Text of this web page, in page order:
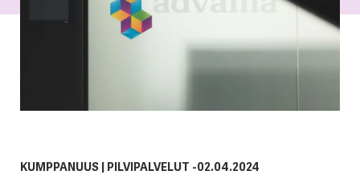
KUMPPANUUS| PILVIPALVELUT -02.04.2024